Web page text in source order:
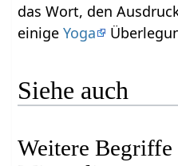
das Wort, den Ausdruck,
einigeYoga
Siehe auch
Weitere